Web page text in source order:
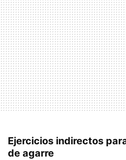
Ejercicios indirectos
de agarre